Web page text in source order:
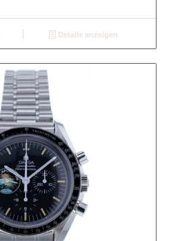
Details anzeigen